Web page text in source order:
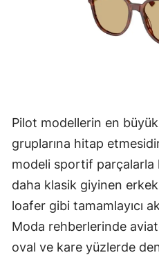
Pilot modellerin en
gruplarına hitap
modeli sportif parçalarla
daha klasik giyinen
loafer gibi tamamlayıcı
Moda rehberlerinde
oval ve kare yüzlerde